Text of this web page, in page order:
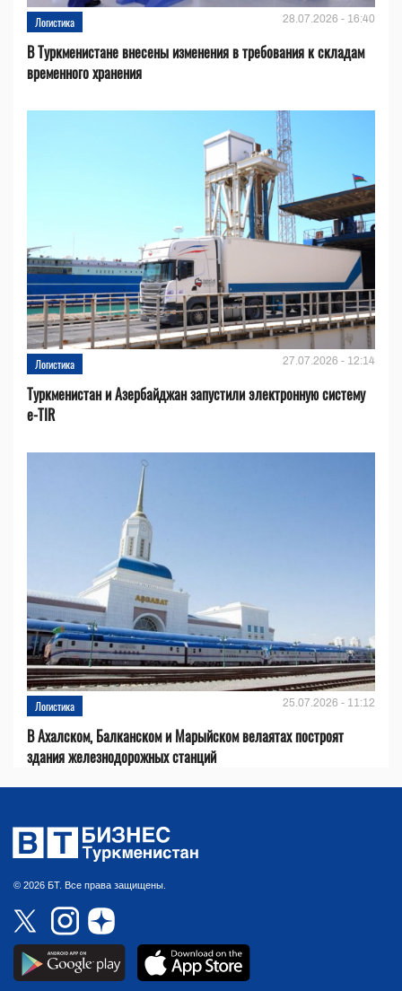
Логистика 28.07.2026 - 16:40
В Туркменистане внесены изменения в требования к складам
временного хранения
Логистика 27.07.2026 - 12:14
Туркменистан и Азербайджан запустили электронную систему
e-TIR
Логистика 25.07.2026 - 11:12
В Ахалском, Балканском и Марыйском велаятах построят
здания железнодорожных станций
© 2026 БТ. Все права защищены.